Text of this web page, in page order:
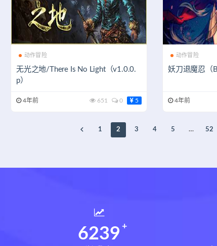
动作冒险
无光之地/There Is No Light（v1.0.0.
p）
4年前 651 0 5
动作冒险
妖刀退魔忍（
4年前
1 2 3 4 5 … 52
6239